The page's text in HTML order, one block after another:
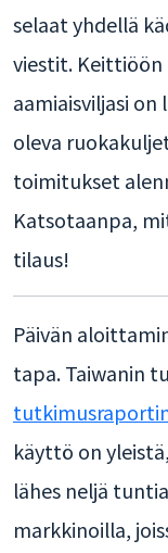
selaat yhdellä
viestit. Keittiöön
aamiaisviljasi
oleva
toimitukset
Katsotaanpa,
tilaus!
Päivän
tapa. Taiwanin
käyttö on
lähes neljä
markkinoilla,